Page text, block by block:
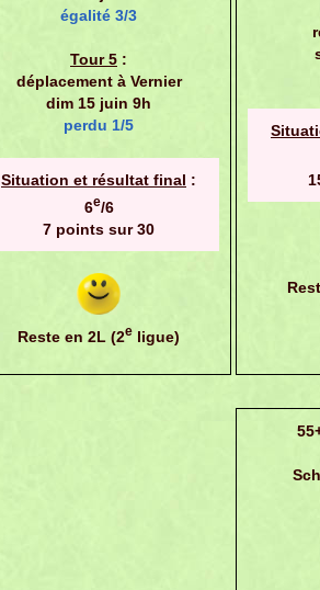
égalité 3/3
Tour 5 :
déplacement à Vernier
dim 15 juin 9h
perdu 1/5
Situation et résultat final :
6e/6
7 points sur 30
Reste en 2L (2e ligue)